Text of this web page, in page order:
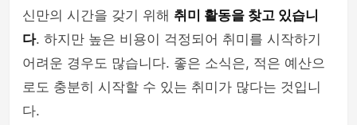
신만의 시간을 갖기 위해 취미 활동을 찾고 있습니
다. 하지만 높은 비용이 걱정되어 취미를 시작하기
어려운 경우도 많습니다. 좋은 소식은, 적은 예산으
로도 충분히 시작할 수 있는 취미가 많다는 것입니
다.